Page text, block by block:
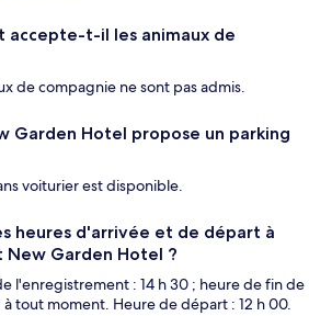
accepte-t-il les animaux de
de compagnie ne sont pas admis.
Garden Hotel propose un parking
voiturier est disponible.
heures d'arrivée et de départ à
Garden Hotel ?
l'enregistrement : 14 h 30 ; heure de fin de
tout moment. Heure de départ : 12 h 00.